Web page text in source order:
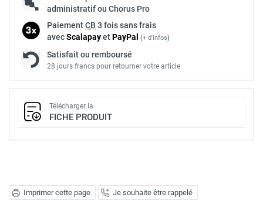
Imprimer cette page Je souhaite être rappelé
administratif ou Chorus Pro
PaiementCB 3 fois sans frais
avecScalapayetPayPal (+ d'infos)
Satisfait ou remboursé
28 jours francs pour retourner votre article
Télécharger la
FICHE PRODUIT